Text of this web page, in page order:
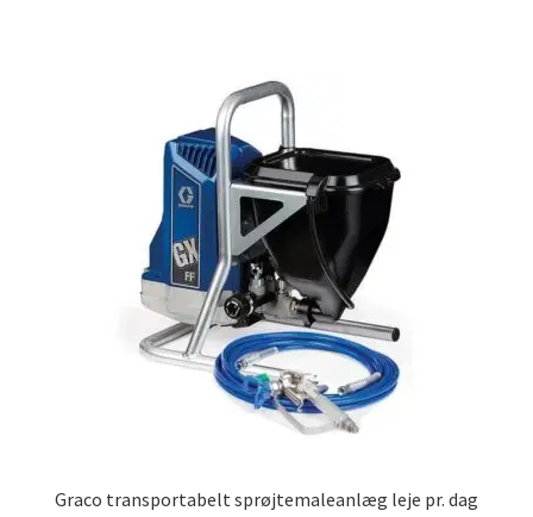
Graco transportabelt sprøjtemaleanlæg leje pr. dag